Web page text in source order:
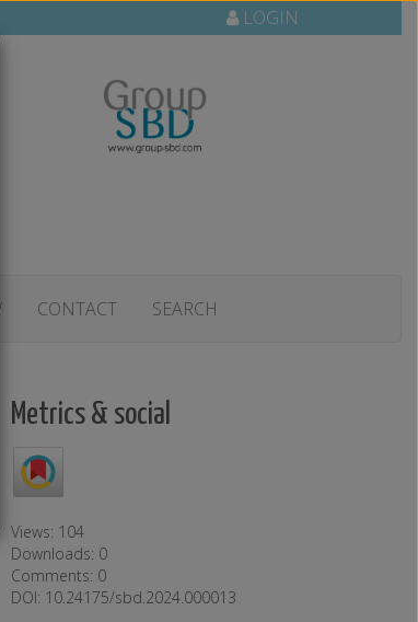
LOGIN
CONTACT SEARCH
Metrics & social
Views: 104
Downloads: 0
Comments: 0
DOI: 10.24175/sbd.2024.000013